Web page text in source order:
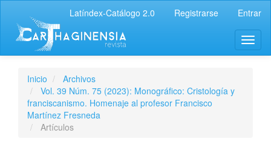
Latíndex-Catálogo 2.0 Registrarse Entrar
Inicio
Archivos
Vol. 39 Núm. 75 (2023): Monográfico: Cristología y
franciscanismo. Homenaje al profesor Francisco
Martínez Fresneda
Artículos